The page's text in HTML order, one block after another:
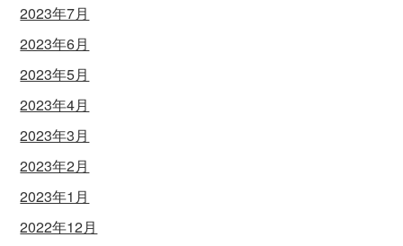
2023年7月
2023年6月
2023年5月
2023年4月
2023年3月
2023年2月
2023年1月
2022年12月